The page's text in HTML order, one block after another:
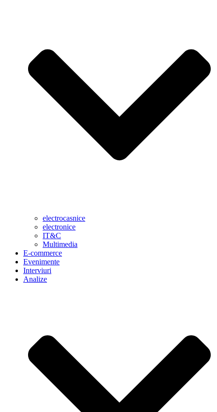
electrocasnice
electronice
IT&C
Multimedia
E-commerce
Evenimente
Interviuri
Analize